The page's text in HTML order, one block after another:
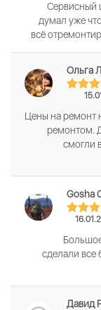
Сервисный
думал уже
всё
Ольга
Цены на ремонт
ремонтом.
смогли
Gosha
сделали все
Давид